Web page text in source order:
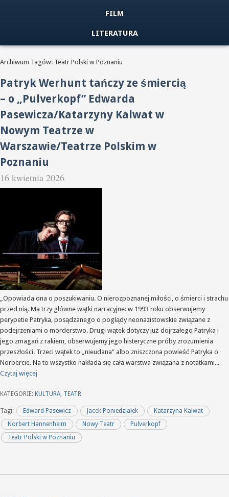
FILM
LITERATURA
Archiwum Tagów: Teatr Polski w Poznaniu
Patryk Werhunt tańczy ze śmiercią
– o „Pulverkopf” Edwarda
Pasewicza/Katarzyny Kalwat w
Nowym Teatrze w
Warszawie/Teatrze Polskim w
Poznaniu
16 kwietnia 2026
„Opowiada ona o poszukiwaniu. O nierozpoznanej miłości, o śmierci i strachu
przed nią. Ma trzy główne wątki narracyjne: w 1993 roku obserwujemy
perypetie Patryka, posądzanego o poglądy neonazistowskie związane z
podejrzeniami o morderstwo. Drugi wątek dotyczy już dojrzałego Patryka i
jego zmagań z rakiem, obserwujemy jego histeryczne próby zrozumienia
przeszłości. Trzeci wątek to „nieudana” albo zniszczona powieść Patryka o
Norbercie. Na to wszystko nakłada się cała warstwa związana z notatkami...
Czytaj więcej
KATEGORIE: KULTURA, TEATR
Tagi: Edward Pasewicz Jacek Poniedziałek
Katarzyna Kalwat
Norbert Hannenheim
Nowy Teatr
Pulverkopf
Teatr Polski w Poznaniu